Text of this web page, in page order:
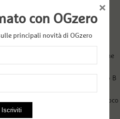
soli
rapporti commerciali, degli
riciclaggio di soldi nelle banche
mafie europee e la minaccia sulla
punti che necessitano un piano B
molto male a lungo termine con
ad Ankara subentrano nel gioco
e Israele.
con OGzero
principali novità di OGzero
×